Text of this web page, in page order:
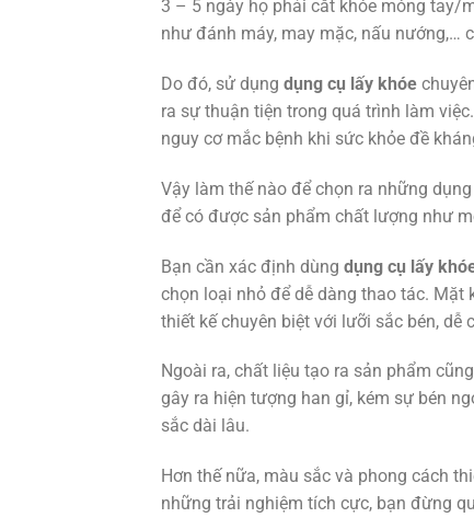
3 – 5 ngày họ phải cắt khóe móng tay/
như đánh máy, may mặc, nấu nướng,…
Do đó, sử dụng dụng cụ lấy khóe
ra sự thuận tiện trong quá trình làm
nguy cơ mắc bệnh khi sức khỏe đề
Vậy làm thế nào để chọn ra những
để có được sản phẩm chất lượng như
Bạn cần xác định dùng dụng cụ lấy
chọn loại nhỏ để dễ dàng thao tác.
thiết kế chuyên biệt với lưỡi sắc bén, dễ
Ngoài ra, chất liệu tạo ra sản phẩm
gây ra hiện tượng han gỉ, kém sự bén
sắc dài lâu.
Hơn thế nữa, màu sắc và phong cách
những trải nghiệm tích cực, bạn đừng